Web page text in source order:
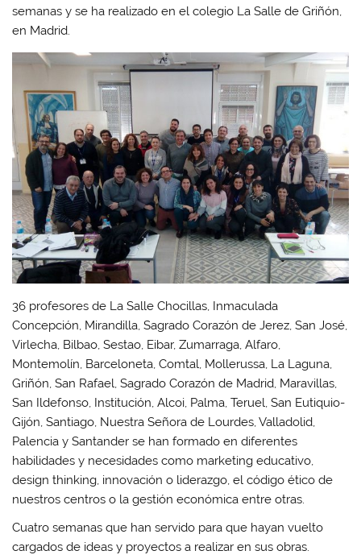
semanas y se ha realizado en el colegio La Salle de Griñón,
en Madrid.
36 profesores de La Salle Chocillas, Inmaculada
Concepción, Mirandilla, Sagrado Corazón de Jerez, San José,
Virlecha, Bilbao, Sestao, Eibar, Zumarraga, Alfaro,
Montemolín, Barceloneta, Comtal, Mollerussa, La Laguna,
Griñón, San Rafael, Sagrado Corazón de Madrid, Maravillas,
San Ildefonso, Institución, Alcoi, Palma, Teruel, San Eutiquio-
Gijón, Santiago, Nuestra Señora de Lourdes, Valladolid,
Palencia y Santander se han formado en diferentes
habilidades y necesidades como marketing educativo,
design thinking, innovación o liderazgo, el código ético de
nuestros centros o la gestión económica entre otras.
Cuatro semanas que han servido para que hayan vuelto
cargados de ideas y proyectos a realizar en sus obras.